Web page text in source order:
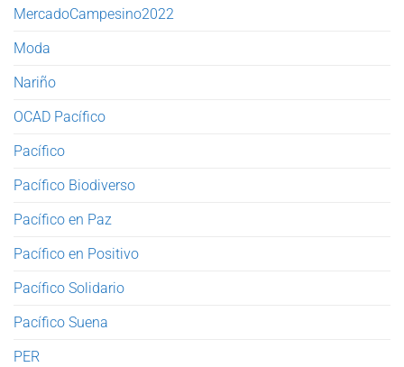
MercadoCampesino2022
Moda
Nariño
OCAD Pacífico
Pacífico
Pacífico Biodiverso
Pacífico en Paz
Pacífico en Positivo
Pacífico Solidario
Pacífico Suena
PER